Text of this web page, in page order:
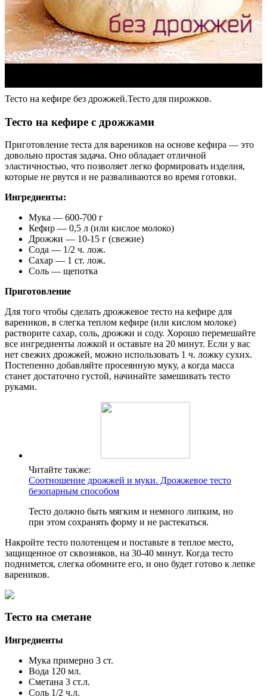
Тесто на кефире без дрожжей.Тесто для пирожков.
Тесто на кефире с дрожжами
Приготовление теста для вареников на основе кефира — это
довольно простая задача. Оно обладает отличной
эластичностью, что позволяет легко формировать изделия,
которые не рвутся и не разваливаются во время готовки.
Ингредиенты:
Мука — 600-700 г
Кефир — 0,5 л (или кислое молоко)
Дрожжи — 10-15 г (свежие)
Сода — 1/2 ч. лож.
Сахар — 1 ст. лож.
Соль — щепотка
Приготовление
Для того чтобы сделать дрожжевое тесто на кефире для
вареников, в слегка теплом кефире (или кислом молоке)
растворите сахар, соль, дрожжи и соду. Хорошо перемешайте
все ингредиенты ложкой и оставьте на 20 минут. Если у вас
нет свежих дрожжей, можно использовать 1 ч. ложку сухих.
Постепенно добавляйте просеянную муку, а когда масса
станет достаточно густой, начинайте замешивать тесто
руками.
Читайте также:
Соотношение дрожжей и муки. Дрожжевое тесто
безопарным способом
Тесто должно быть мягким и немного липким, но
при этом сохранять форму и не растекаться.
Накройте тесто полотенцем и поставьте в теплое место,
защищенное от сквозняков, на 30-40 минут. Когда тесто
поднимется, слегка обомните его, и оно будет готово к лепке
вареников.
Тесто на сметане
Ингредиенты
Мука примерно 3 ст.
Вода 120 мл.
Сметана 3 ст.л.
Соль 1/2 ч.л.